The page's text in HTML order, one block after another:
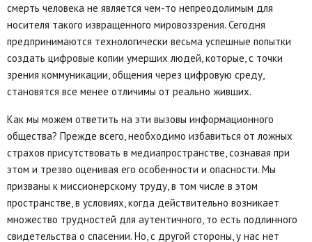
смерть человека не является чем-то непреодолимым для
носителя такого извращенного мировоззрения. Сегодня
предпринимаются технологически весьма успешные попытки
создать цифровые копии умерших людей, которые, с точки
зрения коммуникации, общения через цифровую среду,
становятся все менее отличимы от реально живших.
Как мы можем ответить на эти вызовы информационного
общества? Прежде всего, необходимо избавиться от ложных
страхов присутствовать в медиапространстве, сознавая при
этом и трезво оценивая его особенности и опасности. Мы
призваны к миссионерскому труду, в том числе в этом
пространстве, в условиях, когда действительно возникает
множество трудностей для аутентичного, то есть подлинного
свидетельства о спасении. Но, с другой стороны, у нас нет